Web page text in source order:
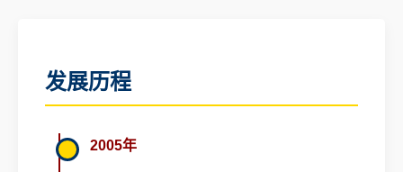
发展历程
2005年